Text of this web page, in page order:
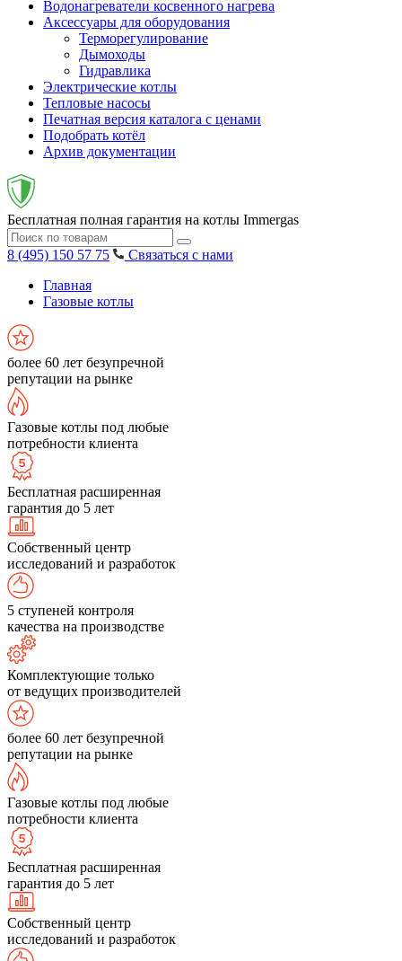
Водонагреватели косвенного нагрева
Аксессуары для оборудования
Терморегулирование
Дымоходы
Гидравлика
Электрические котлы
Тепловые насосы
Печатная версия каталога с ценами
Подобрать котёл
Архив документации
Бесплатная полная гарантия на котлы Immergas
8 (495) 150 57 75
Связаться с нами
Главная
Газовые котлы
более 60 лет безупречной
репутации на рынке
Газовые котлы под любые
потребности клиента
Бесплатная расширенная
гарантия до 5 лет
Собственный центр
исследований и разработок
5 ступеней контроля
качества на производстве
Комплектующие только
от ведущих производителей
более 60 лет безупречной
репутации на рынке
Газовые котлы под любые
потребности клиента
Бесплатная расширенная
гарантия до 5 лет
Собственный центр
исследований и разработок